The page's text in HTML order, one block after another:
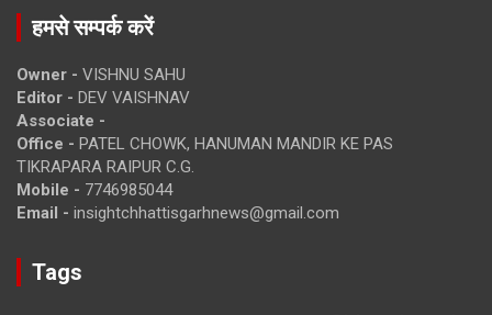
हमसे सम्पर्क करें
Owner - VISHNU SAHU
Editor - DEV VAISHNAV
Associate -
Office - PATEL CHOWK, HANUMAN MANDIR KE PAS
TIKRAPARA RAIPUR C.G.
Mobile - 7746985044
Email - insightchhattisgarhnews@gmail.com
Tags